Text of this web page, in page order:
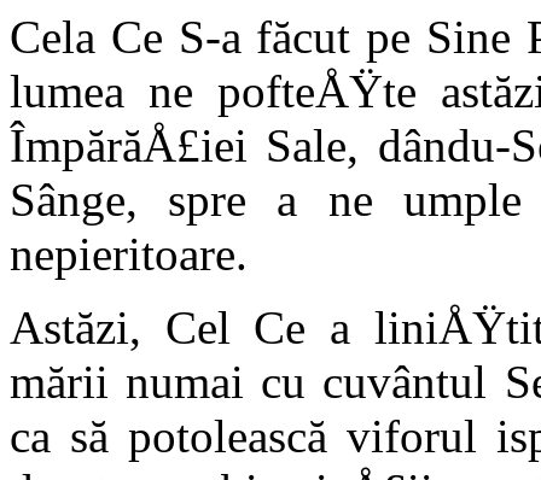
Cela Ce S-a făcut pe Sine
lumea ne pofteÅŸte
ÎmpărăÅ£iei Sale,
Sânge, spre a ne
nepieritoare.
Astăzi, Cel Ce a
mării numai cu cuvântul
ca să potoleas­că viforul